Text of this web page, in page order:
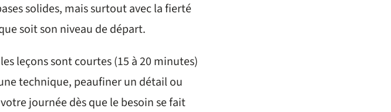
solides, mais surtout avec la fierté
soit son niveau de départ.
leçons sont courtes (15 à 20 minutes)
technique, peaufiner un détail ou
journée dès que le besoin se fait